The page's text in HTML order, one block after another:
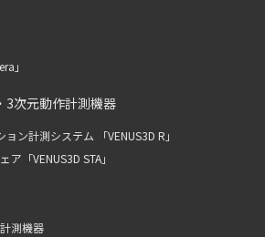
」
3次元動作計測機器
ン計測システム 「VENUS3D R」
「VENUS3D STA」
測機器